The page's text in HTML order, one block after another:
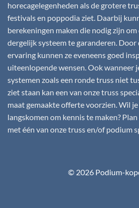
horecagelegenheden als de grotere
festivals en poppodia ziet. Daarbij
berekeningen maken die nodig zijn
dergelijk systeem te garanderen. Door
ervaring kunnen ze eveneens goed
uiteenlopende wensen. Ook wanneer
systemen zoals een ronde truss niet
ziet staan kan een van onze truss
maat gemaakte offerte voorzien. Wil je
langskomen om kennis te maken?
met één van onze truss en/of podium
© 2026 Podium-